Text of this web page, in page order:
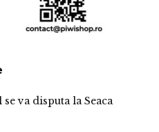
va disputa la Seaca